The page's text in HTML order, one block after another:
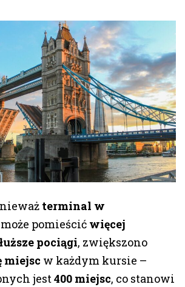
terminal w
może pomieścić więcej
pociągi, zwiększono
miejsc w każdym kursie –
jest400 miejsc, co stanowi